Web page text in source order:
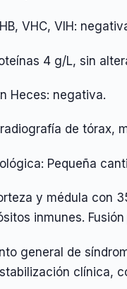
VHC, VIH:
4 g/L, sin
Heces: negativa.
de tórax,
Pequeña
y médula con
inmunes.
general de
clínica,